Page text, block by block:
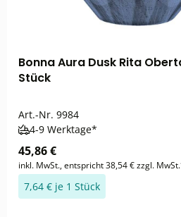
Bonna Aura Dusk Rita
Stück
Art.-Nr. 9984
4-9 Werktage*
45,86 €
inkl. MwSt., entspricht 38,54 € zzgl.
7,64 € je 1 Stück